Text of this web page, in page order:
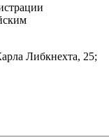
Либкнехта, 25;